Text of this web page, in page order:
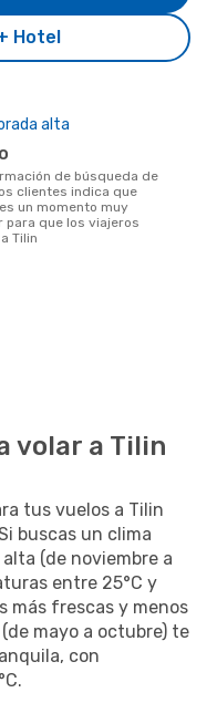
Hotel
alta
clientes indica que
un momento muy
para que los viajeros
Tilin
volar a Tilin
tus vuelos a Tilin
buscas un clima
(de noviembre a
entre 25°C y
más frescas y menos
mayo a octubre) te
con